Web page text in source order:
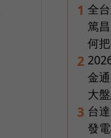
1 全
篤
何
2
金
大
3 台
發